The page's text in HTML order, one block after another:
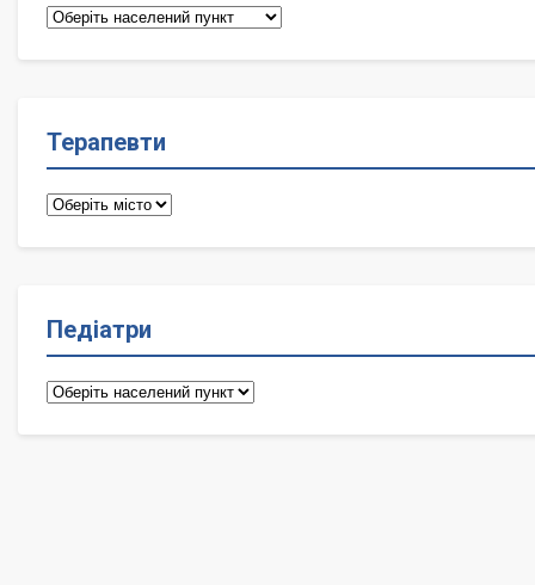
Сімейні
Терапевти
Терапевти
Педіатри
Педіатри